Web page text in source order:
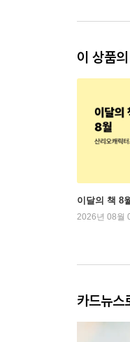
이 상품
이달의 책 8
2026년 08월
카드뉴스